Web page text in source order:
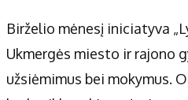
Birželio mėnesį iniciatyva
Ukmergės miesto ir rajono
užsiėmimus bei mokymus.